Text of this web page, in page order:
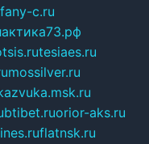
c.ru
tesiaes.ru
mossilver.ru
orior-aks.ru
flatnsk.ru